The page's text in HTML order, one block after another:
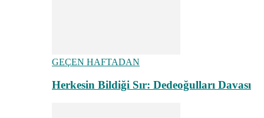
GEÇEN HAFTADAN
Herkesin Bildiği Sır: Dedeoğulları Davası